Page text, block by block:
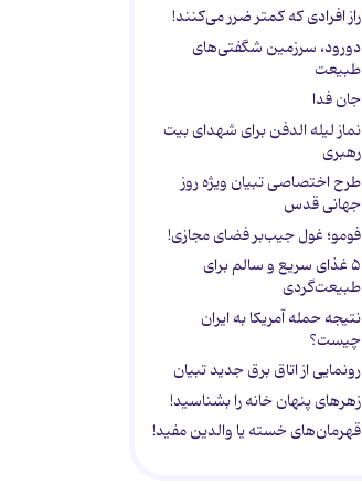
راز افرادی که کمتر ضرر می‌کنند!
دورود، سرزمین شگفتی‌های
طبیعت
جان فدا
نماز لیله الدفن برای شهدای بیت
رهبری
طرح اختصاصی تبیان ویژه روز
جهانی قدس
فومو؛ غول جیب‌بر فضای مجازی!
۵ غذای سریع و سالم برای
طبیعت‌گردی
نتیجه حمله آمریکا به ایران
چیست؟
رونمایی از اتاق برق جدید تبیان
زهرهای پنهان خانه را بشناسید!
قهرمان‌های خسته یا والدین مفید!